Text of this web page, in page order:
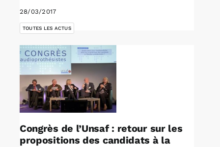
28/03/2017
TOUTES LES ACTUS
Congrès de l’Unsaf : retour sur les
propositions des candidats à la